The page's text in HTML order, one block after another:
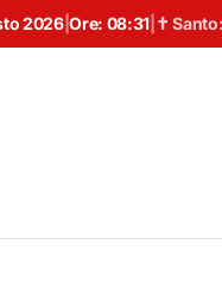
2026|Ore: 08:31 ✝